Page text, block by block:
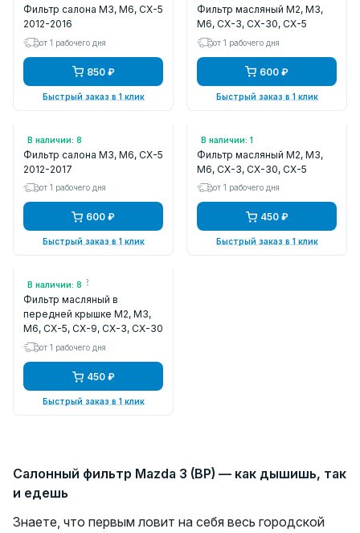
Фильтр салона M3, M6, CX-5
2012-2016
от 1 рабочего дня
850 ₽
Быстрый заказ в 1 клик
Фильтр масляный M2, M3,
M6, CX-3, CX-30, CX-5
от 1 рабочего дня
600 ₽
Быстрый заказ в 1 клик
В наличии: 8
Арт.: IF3400P
Фильтр салона M3, M6, CX-5
2012-2017
от 1 рабочего дня
600 ₽
Быстрый заказ в 1 клик
В наличии: 1
Арт.: OP5951
Фильтр масляный M2, M3,
M6, CX-3, CX-30, CX-5
от 1 рабочего дня
450 ₽
Быстрый заказ в 1 клик
В наличии: 8
Арт.: ZJ50143X2
Фильтр масляный в
передней крышке M2, M3,
M6, CX-5, CX-9, CX-3, CX-30
от 1 рабочего дня
450 ₽
Быстрый заказ в 1 клик
Салонный фильтр Mazda 3 (BP) — как дышишь, так
и едешь
Знаете, что первым ловит на себя весь городской